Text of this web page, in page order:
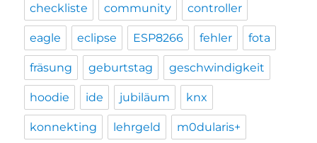
checkliste community controller
eagle eclipse ESP8266 fehler fota
fräsung geburtstag geschwindigkeit
hoodie ide jubiläum knx
konnekting lehrgeld m0dularis+